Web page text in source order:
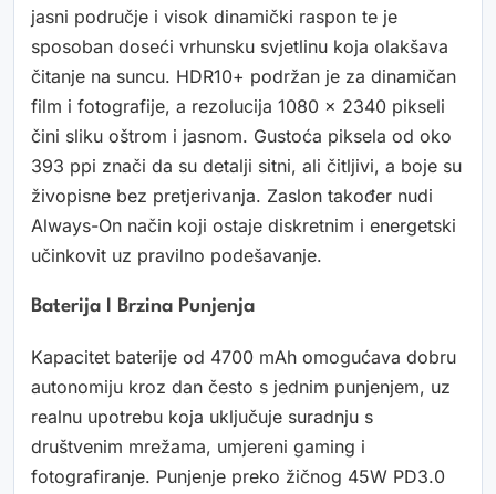
jasni područje i visok dinamički raspon te je
sposoban doseći vrhunsku svjetlinu koja olakšava
čitanje na suncu. HDR10+ podržan je za dinamičan
film i fotografije, a rezolucija 1080 x 2340 pikseli
čini sliku oštrom i jasnom. Gustoća piksela od oko
393 ppi znači da su detalji sitni, ali čitljivi, a boje su
živopisne bez pretjerivanja. Zaslon također nudi
Always-On način koji ostaje diskretnim i energetski
učinkovit uz pravilno podešavanje.
Baterija I Brzina Punjenja
Kapacitet baterije od 4700 mAh omogućava dobru
autonomiju kroz dan često s jednim punjenjem, uz
realnu upotrebu koja uključuje suradnju s
društvenim mrežama, umjereni gaming i
fotografiranje. Punjenje preko žičnog 45W PD3.0